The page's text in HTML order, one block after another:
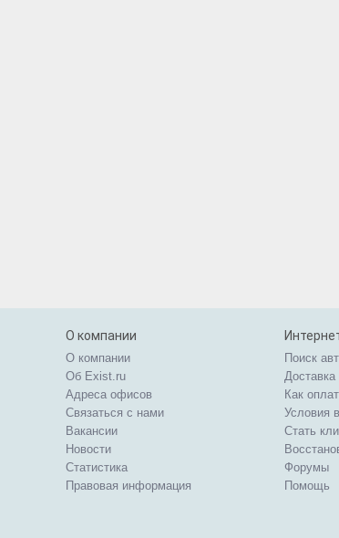
О компании
О компании
Об Exist.ru
Адреса офисов
Связаться с нами
Вакансии
Новости
Статистика
Правовая информация
Поиск
Доставка
Как
Условия
Стать
Форумы
Помощь